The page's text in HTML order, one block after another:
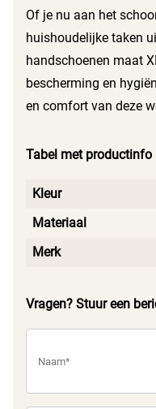
Of je nu aan het
huishoudelijke taken
handschoenen maat
bescherming en
en comfort van deze
Tabel met productinfo
Kleur
Materiaal
Merk
Vragen? Stuur een